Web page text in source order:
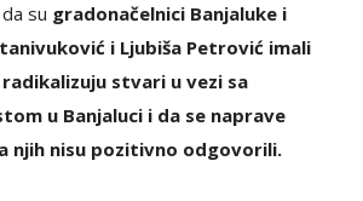
su gradonačelnici Banjaluke i
i Ljubiša Petrović imali
stvari u vezi sa
u Banjaluci i da se naprave
njih nisu pozitivno odgovorili.